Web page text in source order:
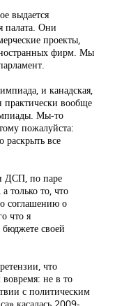
выдается
палата. Они
проекты,
фирм. Мы
и канадская,
практически вообще
Мы-то
пожалуйста:
раскрыть все
ДСП, по паре
только то, что
соглашению о
что я
своей
что
вовремя: не в то
с политическим